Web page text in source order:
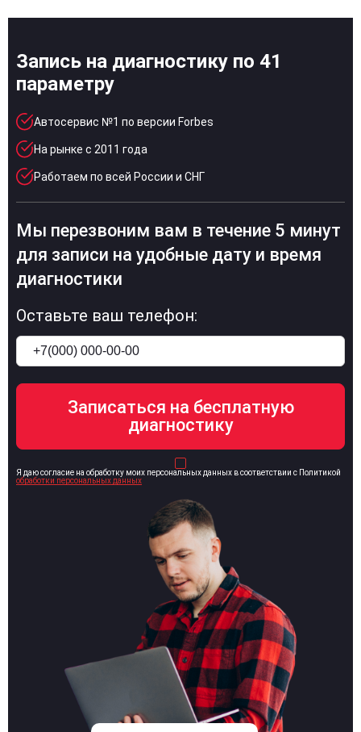
Запись на диагностику по 41
параметру
Автосервис №1 по версии Forbes
На рынке с 2011 года
Работаем по всей России и СНГ
Мы перезвоним вам в течение 5 минут
для записи на удобные дату и время
диагностики
Оставьте ваш телефон:
Я даю согласие на обработку моих персональных данных в соответствии с Политикой
обработки персональных данных